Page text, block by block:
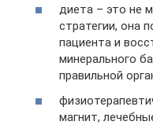
диета – это не
стратегии, она
пациента и
минерального
правильной
магнит,